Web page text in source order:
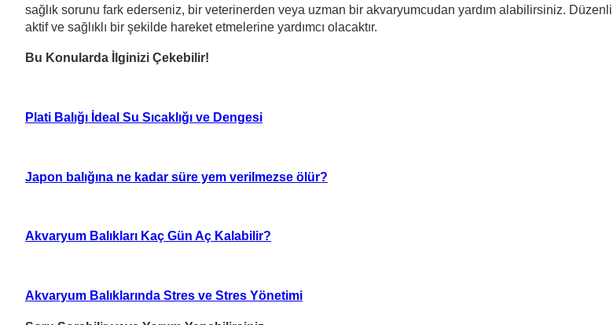
sağlık sorunu fark ederseniz, bir veterinerden veya uzman bir akvaryumcudan yardım alabilirsiniz.
aktif ve sağlıklı bir şekilde hareket etmelerine yardımcı olacaktır.
Bu Konularda İlginizi Çekebilir!
Plati Balığı İdeal Su Sıcaklığı ve Dengesi
Japon balığına ne kadar süre yem verilmezse ölür?
Akvaryum Balıkları Kaç Gün Aç Kalabilir?
Akvaryum Balıklarında Stres ve Stres Yönetimi